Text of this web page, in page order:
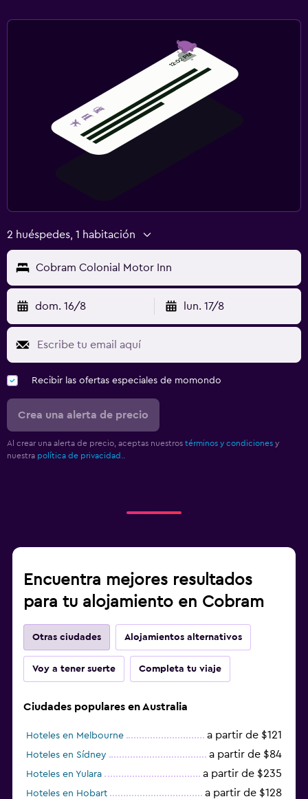
2 huéspedes, 1 habitación
Cobram Colonial Motor Inn
dom. 16/8 lun. 17/8
Recibir las ofertas especiales de momondo
Crea una alerta de precio
Al crear una alerta de precio, aceptas nuestros términos y condiciones y
nuestra política de privacidad.
Encuentra mejores resultados
para tu alojamiento en Cobram
Otras ciudades Alojamientos alternativos
Voy a tener suerte Completa tu viaje
Ciudades populares en Australia
Hoteles en Melbourne a partir de $121
Hoteles en Sídney a partir de $84
Hoteles en Yulara a partir de $235
Hoteles en Hobart a partir de $128